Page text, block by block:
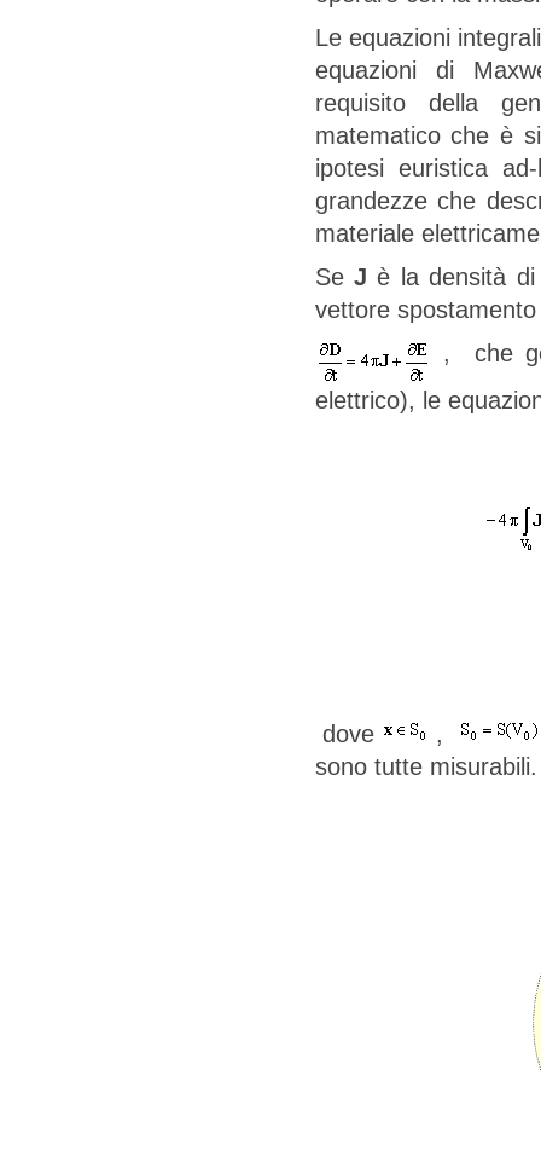
Le equazioni
equazioni di
requisito della
matematico che è
ipotesi euristica
grandezze che
materiale
Se J è la densità
vettore
, che
elettrico), le
dove
,
sono tutte misurabili.